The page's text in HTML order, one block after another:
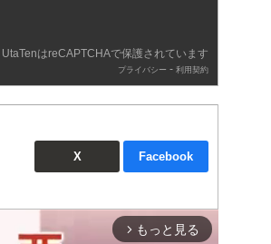
UtaTenはreCAPTCHAで保護されています
プライバシー - 利用契約
X Facebook
arrow_forward_ios もっと見る